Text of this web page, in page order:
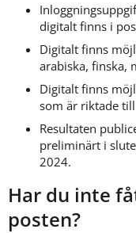
digitalt finns i
Digitalt finns
arabiska, finska,
Digitalt finns
som är riktade
Resultaten
preliminärt i
2024.
Har du inte
posten?